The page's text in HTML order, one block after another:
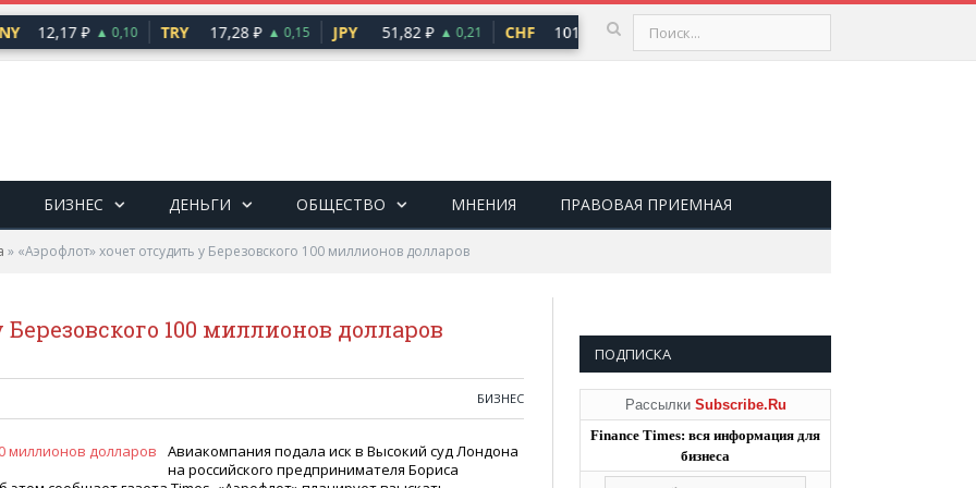
12,17 ₽ ▲ 0,10 TRY 17,28 ₽ ▲ 0,15 JPY 51,82 ₽ ▲ 0,21 CHF 101,30 ₽ ▲ 0,64 USD
БИЗНЕС ДЕНЬГИ ОБЩЕСТВО МНЕНИЯ ПРАВОВАЯ ПРИЕМНАЯ
» «Аэрофлот» хочет отсудить у Березовского 100 миллионов долларов
100 миллионов долларов
БИЗНЕС
Авиакомпания подала иск в Высокий суд Лондона
на российского предпринимателя Бориса
ПОДПИСКА
Рассылки Subscribe.Ru
Finance Times: вся информация для
бизнеса